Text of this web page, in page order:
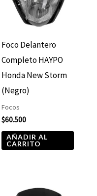
Foco Delantero
Completo HAYPO
Honda New Storm
(Negro)
Focos
$60.500
AÑADIR AL
CARRITO